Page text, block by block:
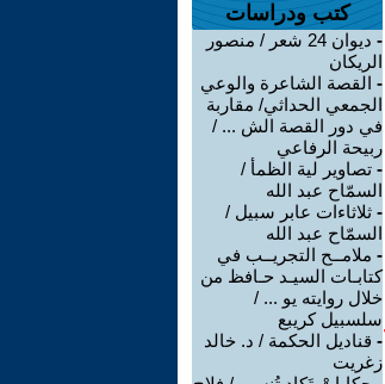
كتب ودراسات
-
ديوان 24 شعر / منصور
الريكان
- القصة الشاعرة والوعي
الجمعي الحداثي/ مقاربة
في دور القصة الش ... /
ربيحة الرفاعي
- تصاوير لية الظمأ /
السمّاح عبد الله
- ثلاثاءات عابر سبيل /
السمّاح عبد الله
- ملامــح التجريــب في
كتابـات السيـد حـافظ من
خلال روايته يو ... /
سلسبيل كريبع
- قناديل الحكمة / د. خالد
زغريت